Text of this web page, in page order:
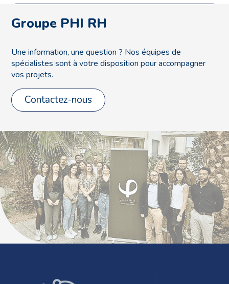
Groupe PHI RH
Une information, une question ? Nos équipes de
spécialistes sont à votre disposition pour accompagner
vos projets.
Contactez-nous